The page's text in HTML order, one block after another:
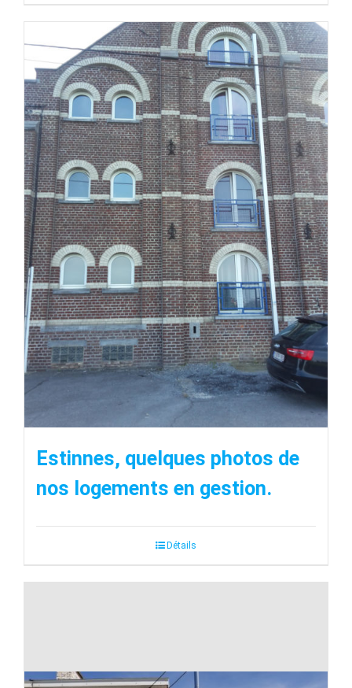
Estinnes, quelques photos de
nos logements en gestion.
Détails